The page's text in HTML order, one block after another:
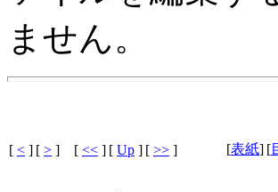
ません。
[ < ] [ > ] [ << ] [ Up ] [ >> ] [表紙] [